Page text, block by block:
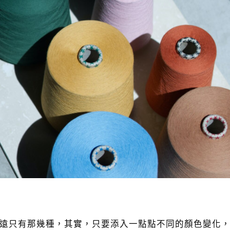
只有那幾種，其實，只要添入一點點不同的顏色變化